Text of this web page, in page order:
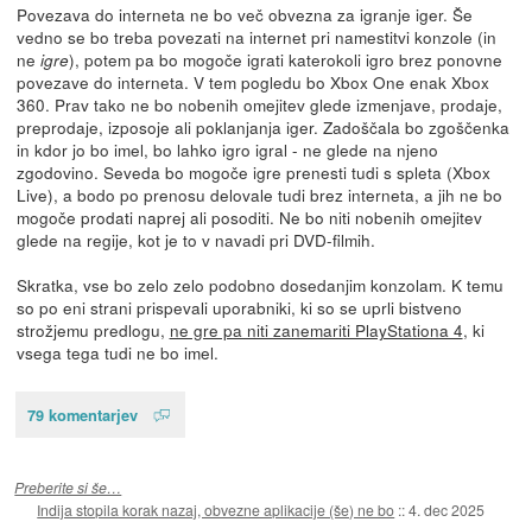
Povezava do interneta ne bo več obvezna za igranje iger. Še
vedno se bo treba povezati na internet pri namestitvi konzole (in
ne igre), potem pa bo mogoče igrati katerokoli igro brez ponovne
povezave do interneta. V tem pogledu bo Xbox One enak Xbox
360. Prav tako ne bo nobenih omejitev glede izmenjave, prodaje,
preprodaje, izposoje ali poklanjanja iger. Zadoščala bo zgoščenka
in kdor jo bo imel, bo lahko igro igral - ne glede na njeno
zgodovino. Seveda bo mogoče igre prenesti tudi s spleta (Xbox
Live), a bodo po prenosu delovale tudi brez interneta, a jih ne bo
mogoče prodati naprej ali posoditi. Ne bo niti nobenih omejitev
glede na regije, kot je to v navadi pri DVD-filmih.
Skratka, vse bo zelo zelo podobno dosedanjim konzolam. K temu
so po eni strani prispevali uporabniki, ki so se uprli bistveno
strožjemu predlogu, ne gre pa niti zanemariti PlayStationa 4, ki
vsega tega tudi ne bo imel.
79 komentarjev
Preberite si še…
Indija stopila korak nazaj, obvezne aplikacije (še) ne bo ::4. dec 2025